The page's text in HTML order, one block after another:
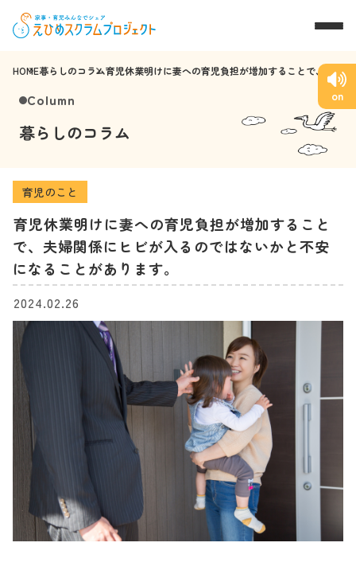
on
HOME暮らしのコラム育児休業明けに妻への育児負担が増加することで、夫
婦関係にヒビが入るのではないかと不安になることが
Column
暮らしのコラム
育児のこと
育児休業明けに妻への育児負担が増加すること
で、夫婦関係にヒビが入るのではないかと不安
になることがあります。
2024.02.26